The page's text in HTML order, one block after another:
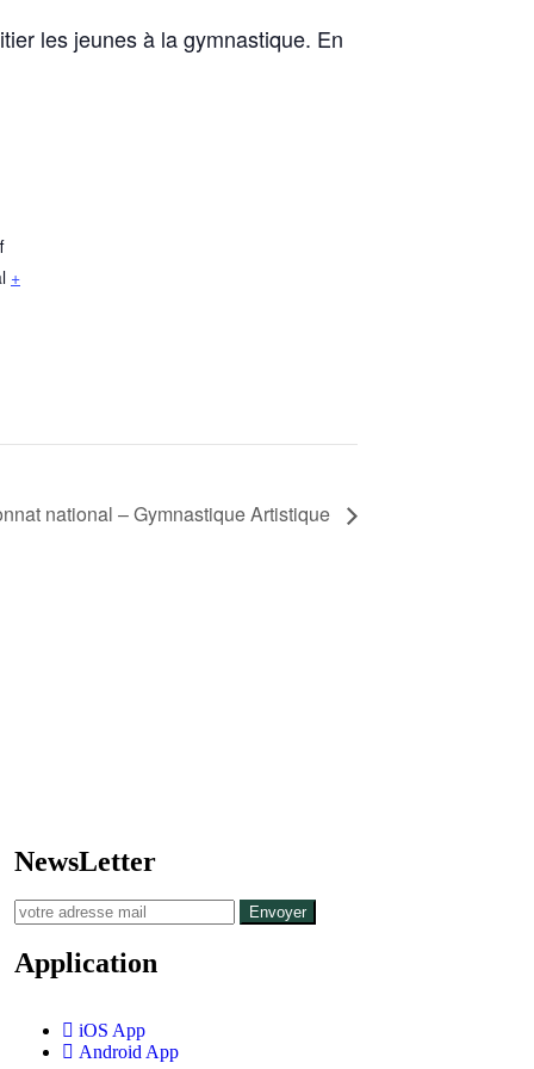
les jeunes à la gymnastique. En
+
national – Gymnastique Artistique
NewsLetter
Envoyer
Application
iOS App
Android App